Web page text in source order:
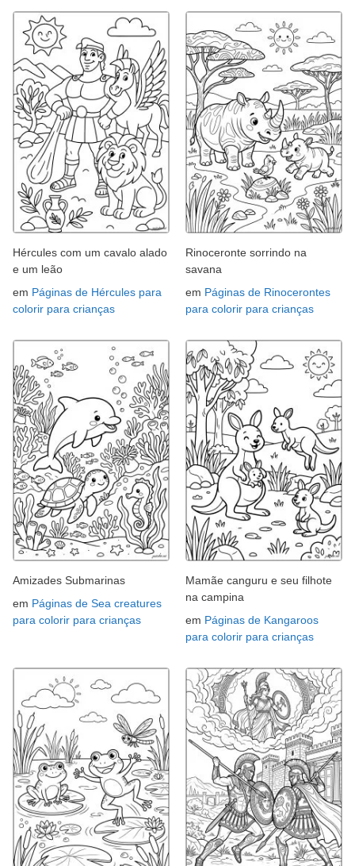
Hércules com um cavalo alado
e um leão
em Páginas de Hércules para
colorir para crianças
Rinoceronte sorrindo na
savana
em Páginas de Rinocerontes
para colorir para crianças
Amizades Submarinas
em Páginas de Sea creatures
para colorir para crianças
Mamãe canguru e seu filhote
na campina
em Páginas de Kangaroos
para colorir para crianças